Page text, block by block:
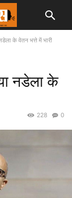
के वेतन भत्ते में भारी
नडेला के
0
228